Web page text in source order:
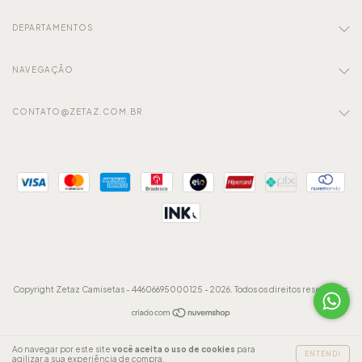
Ao navegar por este site você aceita o uso de cookies para
agilizar a sua experiência de compra.
ENTENDI
DEPARTAMENTOS
NAVEGAÇÃO
CONTATO@ZETAZ.COM.BR
Copyright Zetaz Camisetas - 44606695000125 - 2026. Todos os direitos reservados.